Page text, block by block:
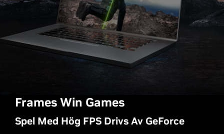
Frames Win Games
Spel Med Hög FPS Drivs Av GeForce